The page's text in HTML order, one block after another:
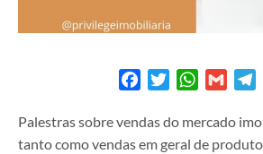
FacebookTwitterWhatsApp
Gmail
Palestras sobre vendas do mercado
tanto como vendas em geral de